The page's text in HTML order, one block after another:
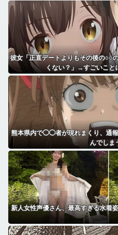
彼女「正直デートよりもその後の○○
くない？」→すごいこと
熊本県内で◯◯者が現れまくり、通
んでしま
新人女性声優さん、最高すぎる水着